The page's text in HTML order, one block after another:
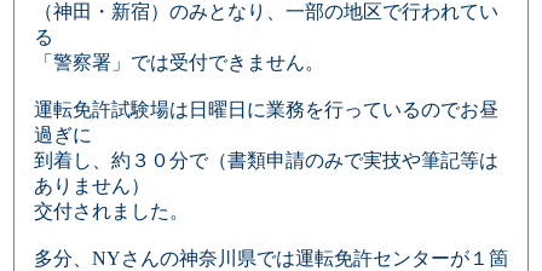
（神田・新宿）のみとなり、一部の地区で行われてい
る
「警察署」では受付できません。
運転免許試験場は日曜日に業務を行っているのでお昼
過ぎに
到着し、約３０分で（書類申請のみで実技や筆記等は
ありません）
交付されました。
多分、NYさんの神奈川県では運転免許センターが１箇